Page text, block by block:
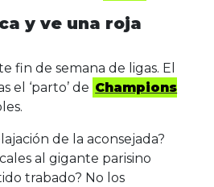
y ve una roja
fin de semana de ligas. El
el ‘parto’ de Champions
de la aconsejada?
al gigante parisino
trabado? No los